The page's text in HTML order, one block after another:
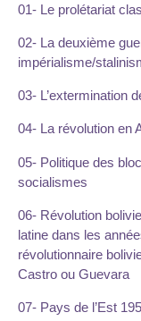
01- Le prolétariat
02- La deuxième
impérialisme/
03- L’extermination
04- La révolution en
05- Politique des
socialismes
06- Révolution
latine dans les
révolutionnaire
Castro ou Guevara
07- Pays de l’Est